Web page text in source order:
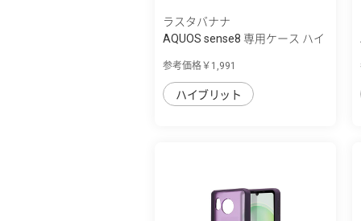
ラスタバナナ
AQUOS sense8 専用ケース ハイ
参考価格￥1,991
ハイブリット